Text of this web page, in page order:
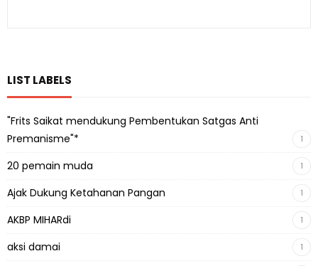
LIST LABELS
"Frits Saikat mendukung Pembentukan Satgas Anti
Premanisme"*
1
20 pemain muda 1
Ajak Dukung Ketahanan Pangan 1
AKBP MIHARdi 1
aksi damai 1